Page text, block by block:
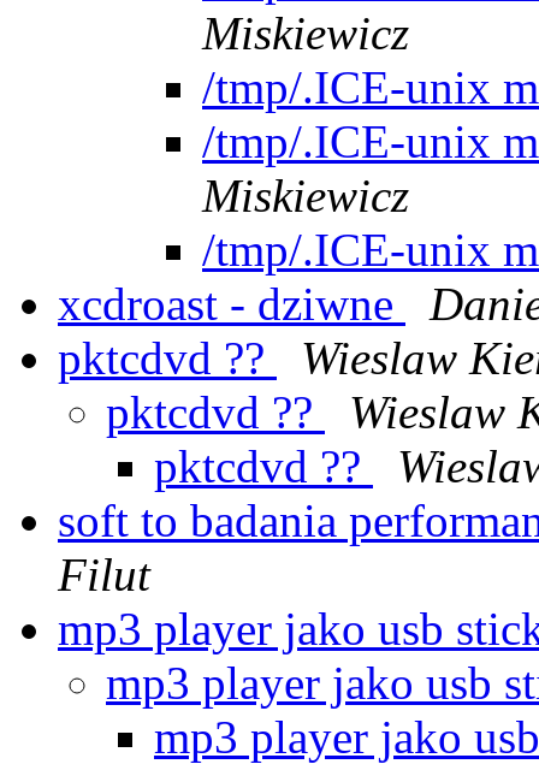
Miskiewicz
/tmp/.ICE-unix
/tmp/.ICE-unix
Miskiewicz
/tmp/.ICE-unix
xcdroast - dziwne
pktcdvd ??
Wieslaw
pktcdvd ??
Wieslaw
pktcdvd ??
soft to badania
Filut
mp3 player jako usb
mp3 player jako usb
mp3 player jako